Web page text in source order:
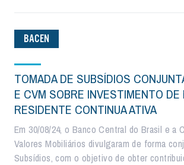
BACEN
TOMADA DE SUBSÍDIOS
E CVM SOBRE INVESTIMENTO DE
RESIDENTE CONTINUA ATIVA
Em 30/08/24, o Banco Central do Brasil e a
Valores Mobiliários divulgaram de forma
Subsídios, com o objetivo de obter